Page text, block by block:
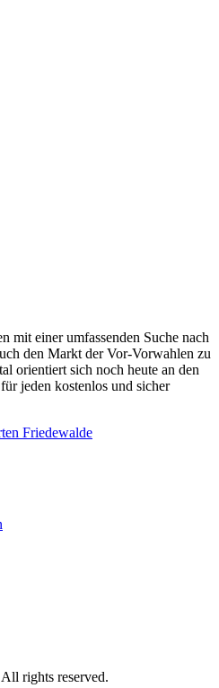
mit einer umfassenden Suche nach
den Markt der Vor-Vorwahlen zu
orientiert sich noch heute an den
jeden kostenlos und sicher
Friedewalde
rights reserved.